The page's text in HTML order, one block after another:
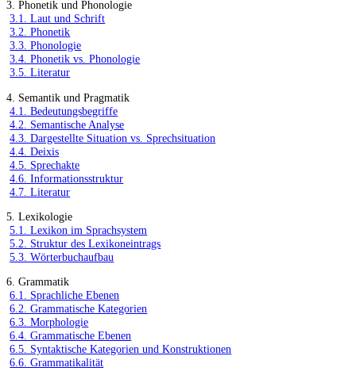
3. Phonetik und Phonologie
3.1. Laut und Schrift
3.2. Phonetik
3.3. Phonologie
3.4. Phonetik vs. Phonologie
3.5. Literatur
4. Semantik und Pragmatik
4.1. Bedeutungsbegriffe
4.2. Semantische Analyse
4.3. Dargestellte Situation vs. Sprechsituation
4.4. Deixis
4.5. Sprechakte
4.6. Informationsstruktur
4.7. Literatur
5. Lexikologie
5.1. Lexikon im Sprachsystem
5.2. Struktur des Lexikoneintrags
5.3. Wörterbuchaufbau
6. Grammatik
6.1. Sprachliche Ebenen
6.2. Grammatische Kategorien
6.3. Morphologie
6.4. Grammatische Ebenen
6.5. Syntaktische Kategorien und Konstruktionen
6.6. Grammatikalität